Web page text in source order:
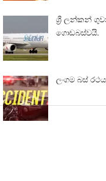
ශ්‍රී ලන්කන්
ගොඩබස්වයි.
ලංගම බස්